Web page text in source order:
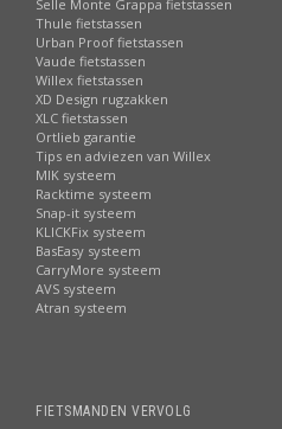
Selle Monte Grappa fietstassen
Thule fietstassen
Urban Proof fietstassen
Vaude fietstassen
Willex fietstassen
XD Design rugzakken
XLC fietstassen
Ortlieb garantie
Tips en adviezen van Willex
MIK systeem
Racktime systeem
Snap-it systeem
KLICKFix systeem
BasEasy systeem
CarryMore systeem
AVS systeem
Atran systeem
FIETSMANDEN VERVOLG